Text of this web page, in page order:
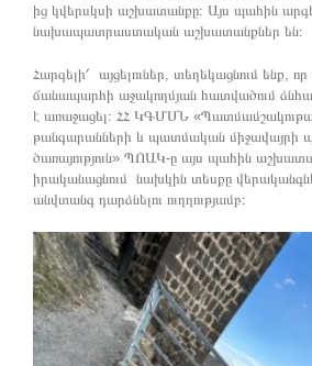
ից կվերսկսի աշխատանքը։ Այս պահին
նախապատրաստական աշխատանքներ են։
Հարգելի՛ այցելուներ, տեղեկացնում ենք,
ճանապարհի աջակողմյան հատվածում
է առաջացել։ ՀՀ ԿԳՄՍՆ
թանգարանների և պատմական միջավայրի
ծառայություն» ՊՈԱԿ-ը այս պահին
իրականացնում նախկին տեսքը
անվտանգ դարձնելու ուղղությամբ։